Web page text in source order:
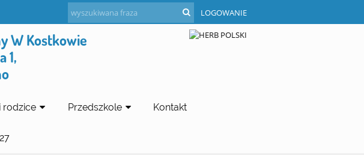
LOGOWANIE
W Kostkowie
1,
rodzice Przedszkole Kontakt